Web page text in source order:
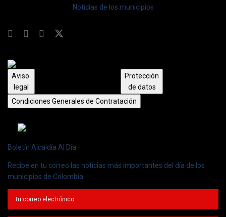
Noticias de los municipios
Aviso
legal
Protección
de datos
Condiciones Generales de Contratación
Boletín Alcaldía Al Día
Recibe en tu correo las noticias más importantes del día de los
municipios de Colombia.